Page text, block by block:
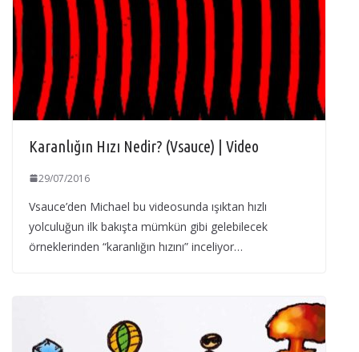
Karanlığın Hızı Nedir? (Vsauce) | Video
29/07/2016
Vsauce’den Michael bu videosunda ışıktan hızlı
yolculuğun ilk bakışta mümkün gibi gelebilecek
örneklerinden “karanlığın hızını” inceliyor…